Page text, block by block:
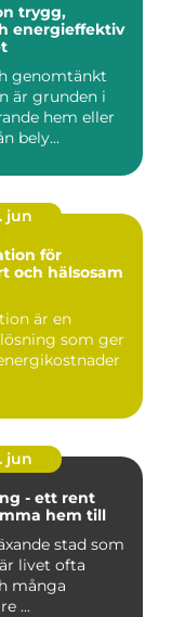
energieffektiv
genomtänkt
är grunden i
hem eller
bely...
jun
för
och hälsosam
är en
som ger
jun
- ett rent
hem till
stad som
livet ofta
många
...